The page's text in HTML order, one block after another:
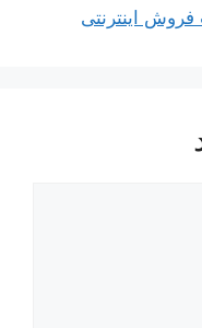
اینترنتی